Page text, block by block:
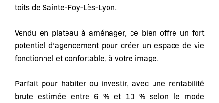
toits de Sainte-Foy-Lès-Lyon.
Vendu en plateau à aménager, ce bien offre un fort
potentiel d’agencement pour créer un espace de vie
fonctionnel et confortable, à votre image.
Parfait pour habiter ou investir, avec une rentabilité
brute estimée entre 6 % et 10 % selon le mode